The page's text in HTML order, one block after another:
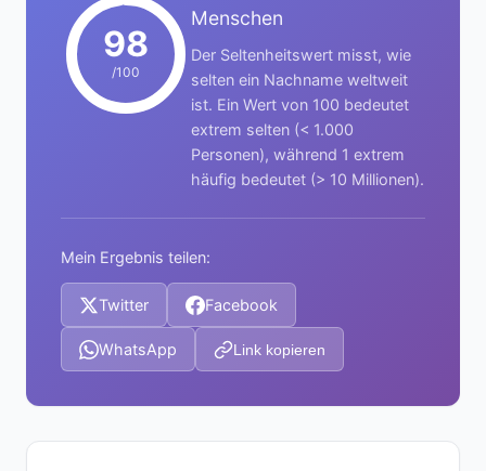
98
/100
Menschen
Der Seltenheitswert misst, wie
selten ein Nachname weltweit
ist. Ein Wert von 100 bedeutet
extrem selten (< 1.000
Personen), während 1 extrem
häufig bedeutet (> 10 Millionen).
Mein Ergebnis teilen:
Twitter Facebook
WhatsApp Link kopieren